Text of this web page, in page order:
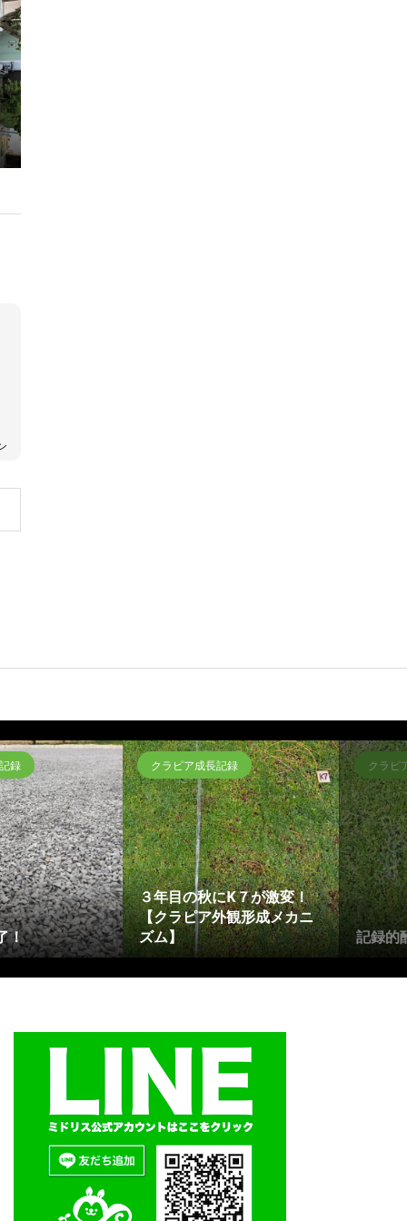
録
！
クラピア成長記録
３年目の秋にK７が激変！
【クラピア外観形成メカニ
ズム】
クラピ
記録的